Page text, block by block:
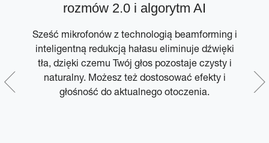
rozmów 2.0 i algorytm AI
Sześć mikrofonów z technologią beamforming i
inteligentną redukcją hałasu eliminuje dźwięki
tła, dzięki czemu Twój głos pozostaje czysty i
naturalny. Możesz też dostosować efekty i
głośność do aktualnego otoczenia.